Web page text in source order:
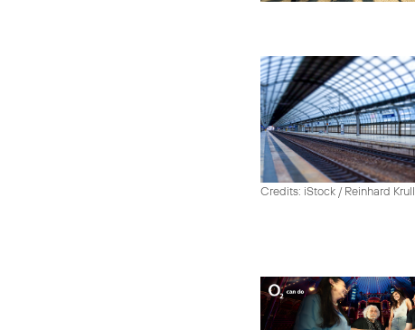
Credits: iStock / Reinhard Krull